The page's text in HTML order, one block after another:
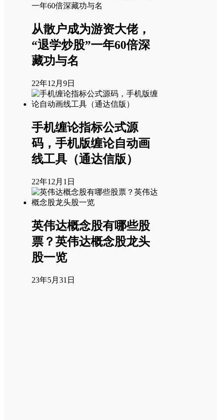
从散户成为游资大佬，
“退学炒股”一年60倍深
藏功与名
22年12月9日
手机缠论指标公式源
码，手机版缠论自动画
线工具（通达信版）
22年12月1日
英伟达概念股有哪些股
票？英伟达概念股龙头
股一览
23年5月31日